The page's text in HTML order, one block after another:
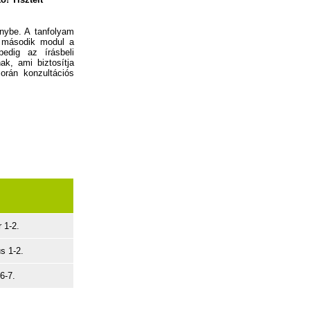
A tanfolyam
modul a
az írásbeli
ami biztosítja
konzultációs
1-2.
1-2.
7.